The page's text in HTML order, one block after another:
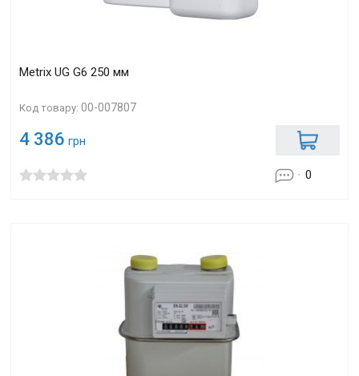
Metrix UG G6 250 мм
Код товару:00-007807
4 386 грн
0